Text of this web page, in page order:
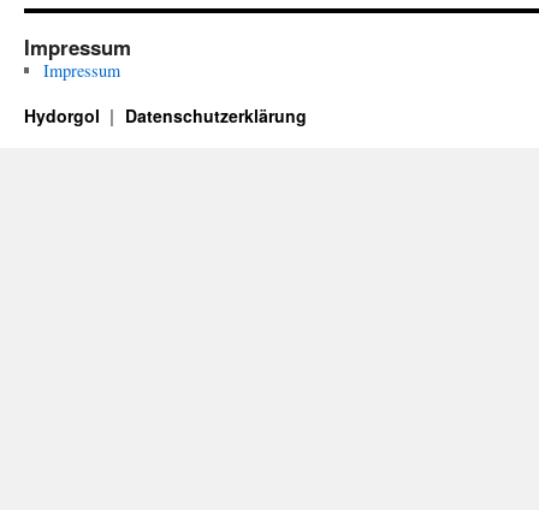
Impressum
Impressum
Hydorgol Datenschutzerklärung